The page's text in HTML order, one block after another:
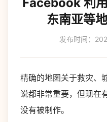
东南亚等
发布时间：
精确的地图关于救灾、
说都非常重要，但现在
没有被制作。